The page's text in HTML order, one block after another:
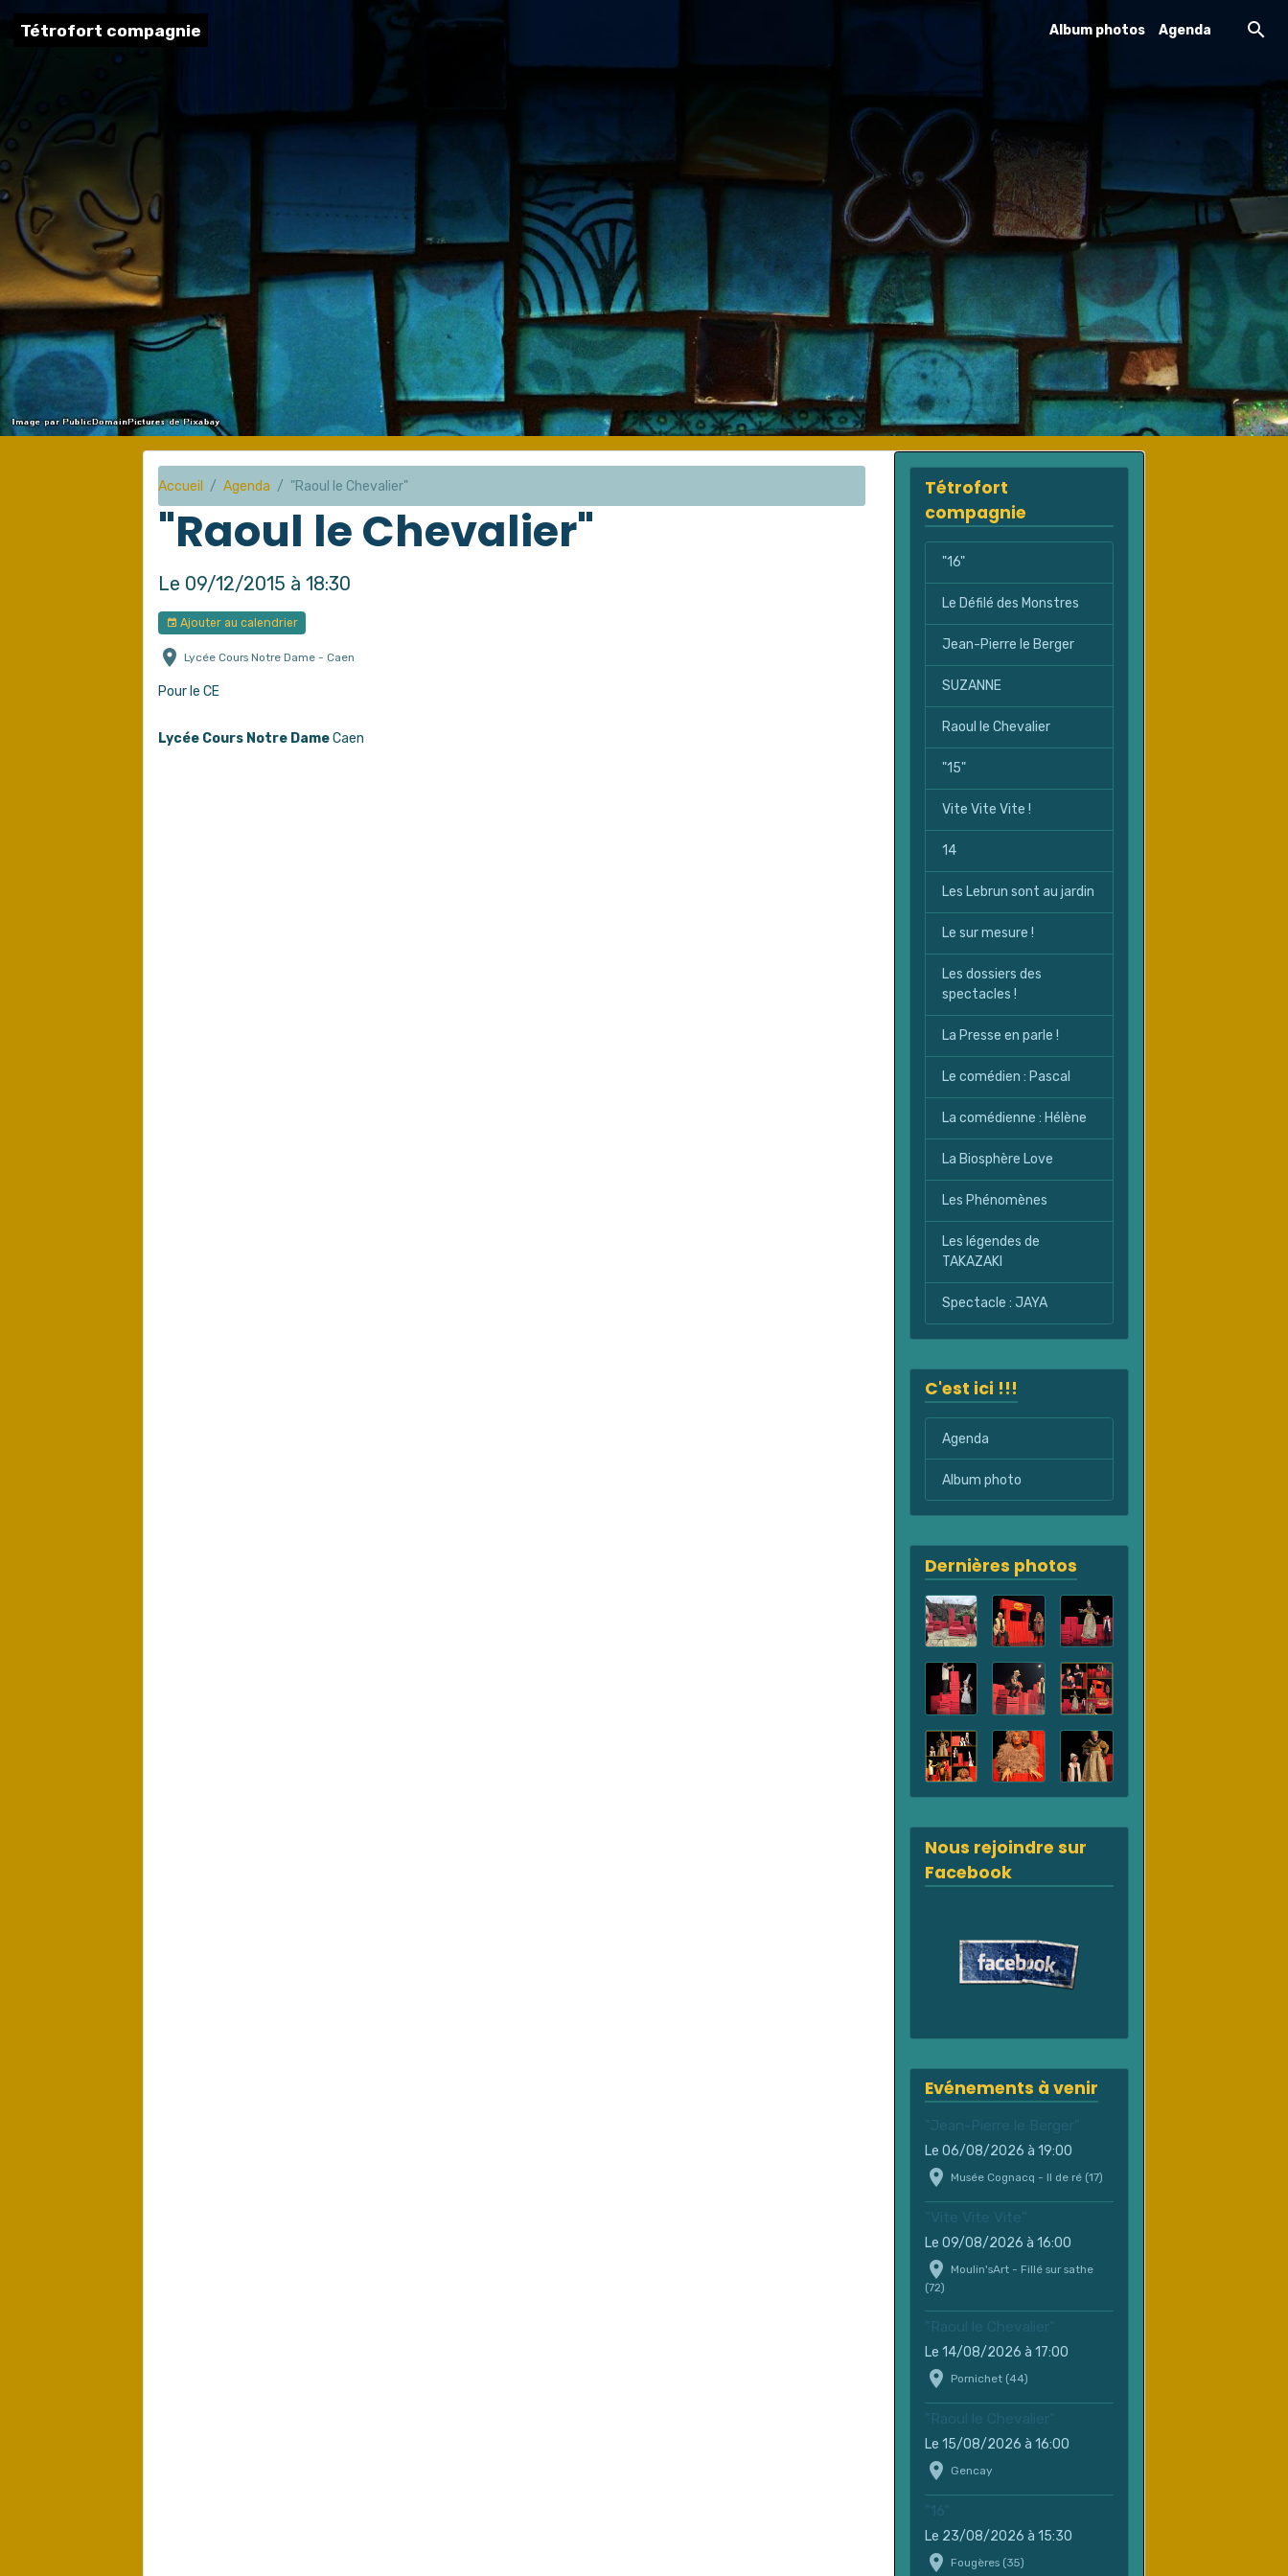
Tétrofort compagnie Album photos Agenda
Accueil Agenda "Raoul le Chevalier"
"Raoul le Chevalier"
Le 09/12/2015 à 18:30
Ajouter au calendrier
Lycée Cours Notre Dame - Caen
Pour le CE
Lycée Cours Notre DameCaen
Tétrofort
compagnie
"16"
Le Défilé des Monstres
Jean-Pierre le Berger
SUZANNE
Raoul le Chevalier
"15"
Vite Vite Vite !
14
Les Lebrun sont au jardin
Le sur mesure !
Les dossiers des
spectacles !
La Presse en parle !
Le comédien : Pascal
La comédienne : Hélène
La Biosphère Love
Les Phénomènes
Les légendes de
TAKAZAKI
Spectacle : JAYA
C'est ici !!!
Agenda
Album photo
Dernières photos
Nous rejoindre sur
Facebook
Evénements à venir
"Jean-Pierre le Berger"
Le 06/08/2026 à 19:00
Musée Cognacq - Il de ré (17)
"Vite Vite Vite"
Le 09/08/2026 à 16:00
Moulin'sArt - Fillé sur sathe
(72)
"Raoul le Chevalier"
Le 14/08/2026 à 17:00
Pornichet (44)
"Raoul le Chevalier"
Le 15/08/2026 à 16:00
Gencay
"16"
Le 23/08/2026 à 15:30
Fougères (35)